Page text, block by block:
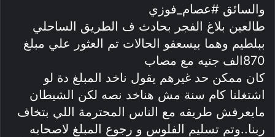
والسائق #عصام_فوزي
طالعين بلاغ الفجر بحادث ف الطريق الساحلي
ببلطيم وهما بيسعفو الحالات تم العثور علي مبلغ
870الف جنيه مع مصاب
كان ممكن حد غيرهم يقول ناخد المبلغ دة لو
اشتغلنا كام سنة مش هناخد نصه لكن الشيطان
مايعرفش طريقه مع الناس المحترمة اللي بتخاف
ربنا..وتم تسليم الفلوس و رجوع المبلغ لاصحابه